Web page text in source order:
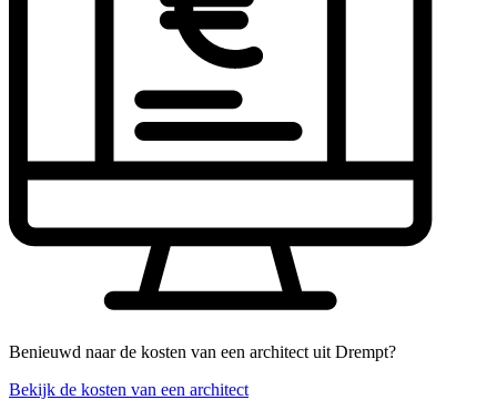
Benieuwd naar de kosten van een architect uit Drempt?
Bekijk de kosten van een architect